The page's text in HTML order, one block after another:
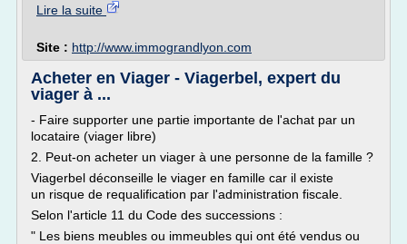
Lire la suite
Site : http://www.immograndlyon.com
Acheter en Viager - Viagerbel, expert du
viager à ...
- Faire supporter une partie importante de l'achat par un
locataire (viager libre)
2. Peut-on acheter un viager à une personne de la famille ?
Viagerbel déconseille le viager en famille car il existe
un risque de requalification par l'administration fiscale.
Selon l'article 11 du Code des successions :
" Les biens meubles ou immeubles qui ont été vendus ou